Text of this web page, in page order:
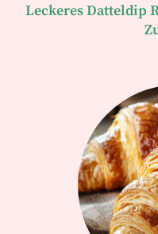
Leckeres Datteldip